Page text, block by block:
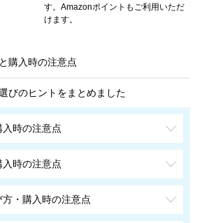
す。Amazonポイントもご利用いただ
けます。
購入時の注意点
びのヒントをまとめました
時の注意点
時の注意点
・購入時の注意点